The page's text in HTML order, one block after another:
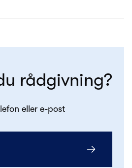
rådgivning?
eller e-post